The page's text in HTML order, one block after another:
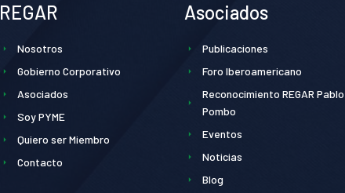
REGAR
Nosotros
Gobierno Corporativo
Asociados
Soy PYME
Quiero ser Miembro
Contacto
Asociados
Publicaciones
Foro Iberoamericano
Reconocimiento REGAR Pablo
Pombo
Eventos
Noticias
Blog